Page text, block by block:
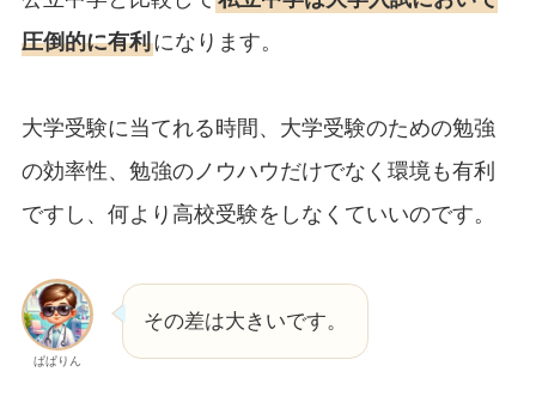
圧倒的に有利になります。
大学受験に当てれる時間、大学受験のための勉強
の効率性、勉強のノウハウだけでなく環境も有利
ですし、何より高校受験をしなくていいのです。
ぱぱりん
その差は大きいです。